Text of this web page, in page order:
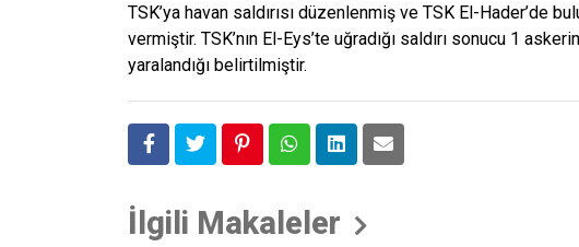
TSK’ya havan saldırısı düzenlenmiş ve TSK El-Hader’de
vermiştir. TSK’nın El-Eys’te uğradığı saldırı sonucu 1
yaralandığı belirtilmiştir.
İlgili Makaleler